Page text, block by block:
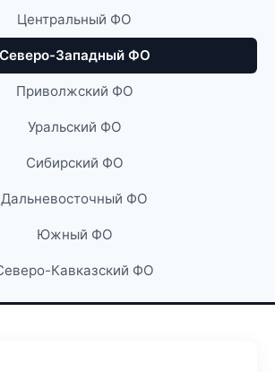
Центральный ФО
Северо-Западный ФО
Приволжский ФО
Уральский ФО
Сибирский ФО
Дальневосточный ФО
Южный ФО
Кавказский ФО